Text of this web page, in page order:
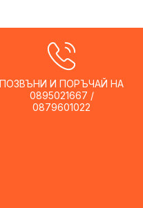
ПОЗВЪНИ И ПОРЪЧАЙ НА
0895021667 /
0879601022